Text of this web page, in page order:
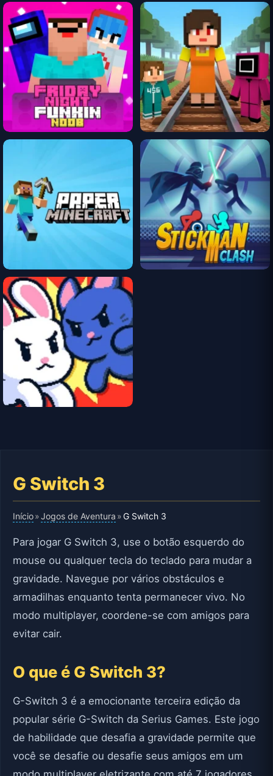
G Switch 3
Início»Jogos de Aventura »G Switch 3
Para jogar G Switch 3, use o botão esquerdo do
mouse ou qualquer tecla do teclado para mudar a
gravidade. Navegue por vários obstáculos e
armadilhas enquanto tenta permanecer vivo. No
modo multiplayer, coordene-se com amigos para
evitar cair.
O que é G Switch 3?
G-Switch 3 é a emocionante terceira edição da
popular série G-Switch da Serius Games. Este jogo
de habilidade que desafia a gravidade permite que
você se desafie ou desafie seus amigos em um